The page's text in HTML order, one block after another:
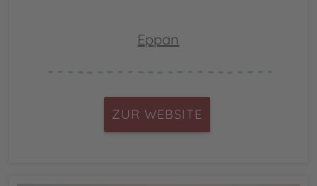
Eppan
ZUR WEBSITE